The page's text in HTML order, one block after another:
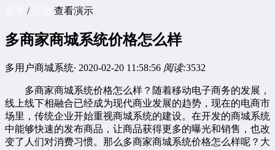
/注册 查看演示
多商家商城系统价格怎么样
多用户商城系统· 2020-02-20 11:58:56 阅读:3532
多商家商城系统价格怎么样？随着移动电子商务的发展，
线上线下相融合已经成为现代商业发展的趋势，现在的电商市
场里，传统企业开始重视商城系统的建设。在开发的商城系统
中能够快速的发布商品，让商品获得更多的曝光和销售，也改
变了人们对消费习惯。那么多商家商城系统价格怎么样呢？大